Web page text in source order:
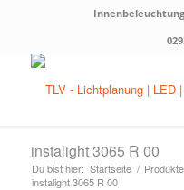
Innenbeleuchtung
instalight 3065 R 00
Du bist hier: Startseite / Produkte
instalight 3065 R 00